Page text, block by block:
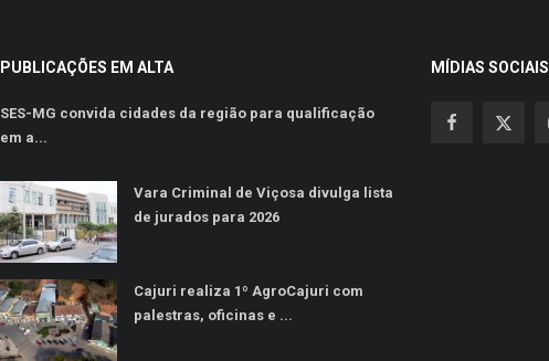
PUBLICAÇÕES EM ALTA
SES-MG convida cidades da região para qualificação
em a...
Vara Criminal de Viçosa divulga lista
de jurados para 2026
Cajuri realiza 1º AgroCajuri com
palestras, oficinas e ...
MÍDIAS SOCIAIS